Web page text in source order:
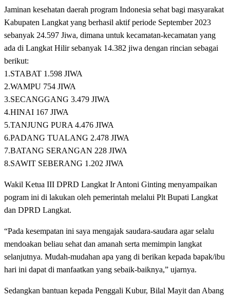
Jaminan kesehatan daerah program Indonesia sehat bagi masyarakat
Kabupaten Langkat yang berhasil aktif periode September 2023
sebanyak 24.597 Jiwa, dimana untuk kecamatan-kecamatan yang
ada di Langkat Hilir sebanyak 14.382 jiwa dengan rincian sebagai
berikut:
1.STABAT 1.598 JIWA
2.WAMPU 754 JIWA
3.SECANGGANG 3.479 JIWA
4.HINAI 167 JIWA
5.TANJUNG PURA 4.476 JIWA
6.PADANG TUALANG 2.478 JIWA
7.BATANG SERANGAN 228 JIWA
8.SAWIT SEBERANG 1.202 JIWA
Wakil Ketua III DPRD Langkat Ir Antoni Ginting menyampaikan
pogram ini di lakukan oleh pemerintah melalui Plt Bupati Langkat
dan DPRD Langkat.
“Pada kesempatan ini saya mengajak saudara-saudara agar selalu
mendoakan beliau sehat dan amanah serta memimpin langkat
selanjutnya. Mudah-mudahan apa yang di berikan kepada bapak/ibu
hari ini dapat di manfaatkan yang sebaik-baiknya,” ujarnya.
Sedangkan bantuan kepada Penggali Kubur, Bilal Mayit dan Abang